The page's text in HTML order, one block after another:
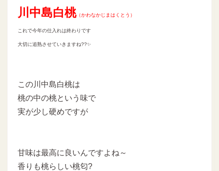
川中島白桃（かわなかじまはくとう）
これで今年の仕入れは終わりです
大切に追熟させていきますね??✨
この川中島白桃は
桃の中の桃という味で
実が少し硬めですが
甘味は最高に良いんですよね～
香りも桃らしい桃匂?